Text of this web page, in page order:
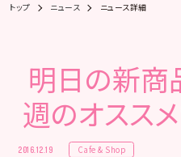
トップ ニュース ニュース詳細
明日の新商
週のオスス
2016.12.19 Cafe & Shop